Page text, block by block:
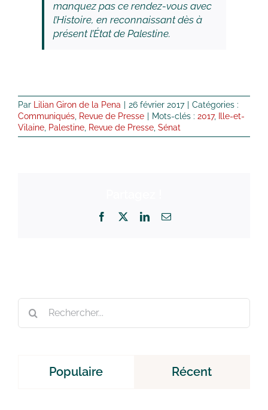
manquez pas ce rendez-vous avec
l’Histoire, en reconnaissant dès à
présent l’État de Palestine.
Par Lilian Giron de la Pena 26 février 2017
Catégories :
Communiqués, Revue de Presse Mots-clés : 2017, Ille-et-
Vilaine, Palestine, Revue de Presse, Sénat
Facebook LinkedInEmail
Rechercher:
Populaire Récent